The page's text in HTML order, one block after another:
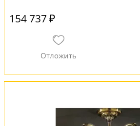
154 737 ₽